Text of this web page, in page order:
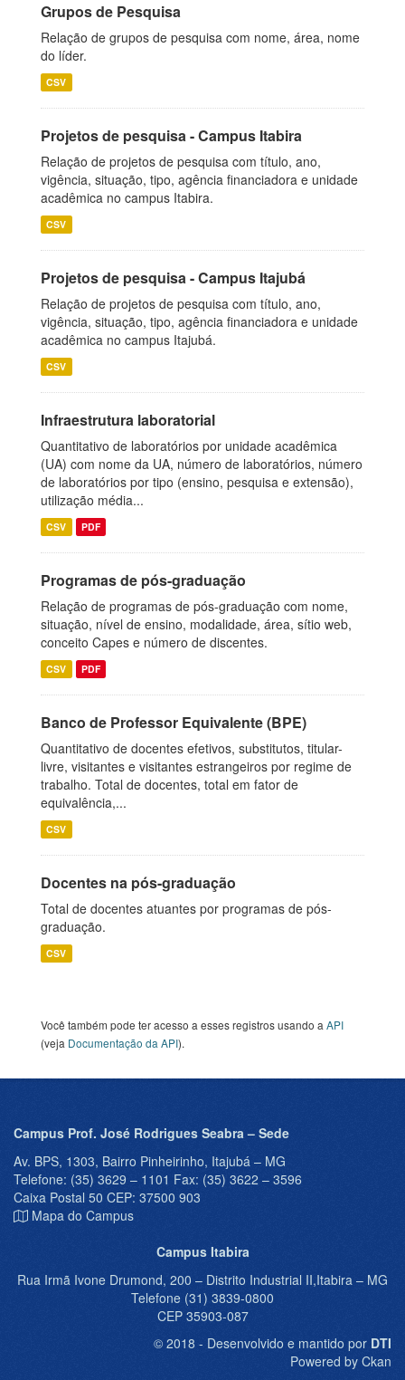
Grupos de Pesquisa
Relação de grupos de pesquisa com nome, área, nome
do líder.
CSV
Projetos de pesquisa - Campus Itabira
Relação de projetos de pesquisa com título, ano,
vigência, situação, tipo, agência financiadora e unidade
acadêmica no campus Itabira.
CSV
Projetos de pesquisa - Campus Itajubá
Relação de projetos de pesquisa com título, ano,
vigência, situação, tipo, agência financiadora e unidade
acadêmica no campus Itajubá.
CSV
Infraestrutura laboratorial
Quantitativo de laboratórios por unidade acadêmica
(UA) com nome da UA, número de laboratórios, número
de laboratórios por tipo (ensino, pesquisa e extensão),
utilização média...
CSV PDF
Programas de pós-graduação
Relação de programas de pós-graduação com nome,
situação, nível de ensino, modalidade, área, sítio web,
conceito Capes e número de discentes.
CSV PDF
Banco de Professor Equivalente (BPE)
Quantitativo de docentes efetivos, substitutos, titular-
livre, visitantes e visitantes estrangeiros por regime de
trabalho. Total de docentes, total em fator de
equivalência,...
CSV
Docentes na pós-graduação
Total de docentes atuantes por programas de pós-
graduação.
CSV
Você também pode ter acesso a esses registros usando a API
(veja Documentação da API).
Campus Prof. José Rodrigues Seabra – Sede
Av. BPS, 1303, Bairro Pinheirinho, Itajubá – MG
Telefone: (35) 3629 – 1101 Fax: (35) 3622 – 3596
Caixa Postal 50 CEP: 37500 903
Mapa do Campus
Campus Itabira
Rua Irmã Ivone Drumond, 200 – Distrito Industrial II,Itabira – MG
Telefone (31) 3839-0800
CEP 35903-087
© 2018 - Desenvolvido e mantido por DTI
Powered by Ckan